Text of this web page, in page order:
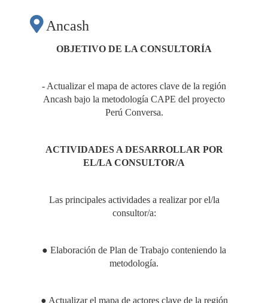
MARCO DEL
PROYECTO PERÚ
CONVERSA”"
Ancash
OBJETIVO DE LA CONSULTORÍA
- Actualizar el mapa de actores clave de la región
Ancash bajo la metodología CAPE del proyecto
Perú Conversa.
ACTIVIDADES A DESARROLLAR POR
EL/LA CONSULTOR/A
Las principales actividades a realizar por el/la
consultor/a:
● Elaboración de Plan de Trabajo conteniendo la
metodología.
● Actualizar el mapa de actores clave de la región